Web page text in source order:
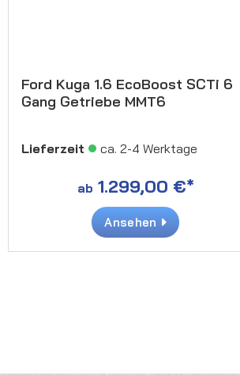
Ford Kuga 1.6 EcoBoost SCTi 6
Gang Getriebe MMT6
Lieferzeit ca. 2-4 Werktage
ab 1.299,00 €*
Ansehen